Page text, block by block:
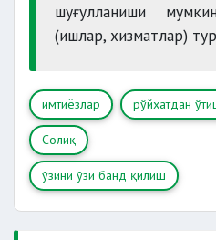
шуғулланиши
(ишлар, хизматлар)
имтиёзлар рўйхатдан
Солиқ
ўзини ўзи банд қилиш